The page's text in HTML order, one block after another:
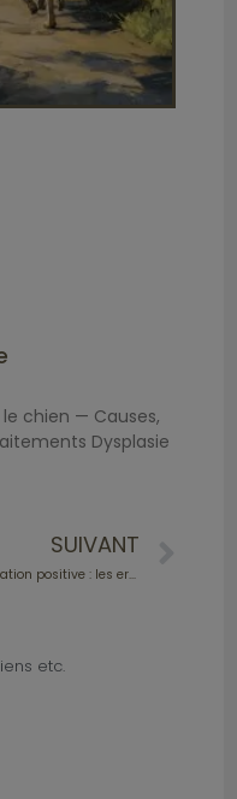
chien — Causes,
Dysplasie
SUIVANT
Education positive : les erreurs que vous risquez de faire sans le savoir.
etc.